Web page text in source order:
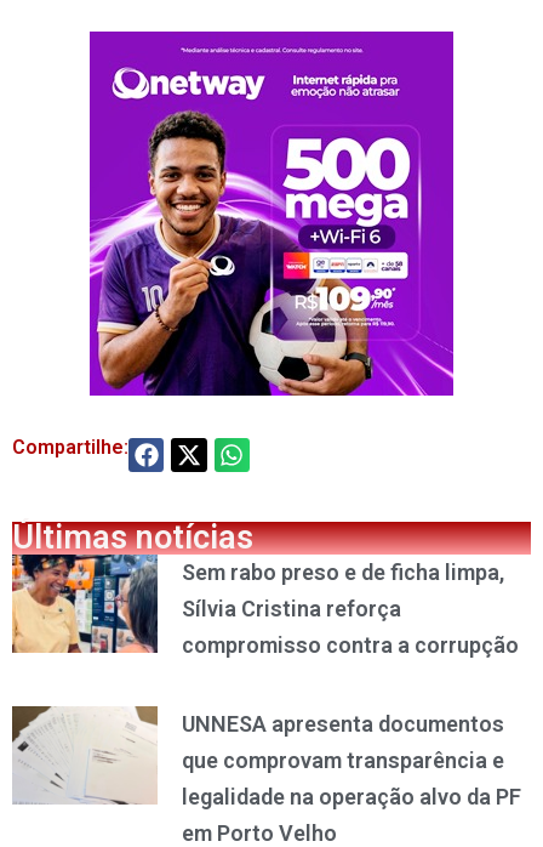
Compartilhe:
Últimas notícias
Sem rabo preso e de ficha limpa,
Sílvia Cristina reforça
compromisso contra a corrupção
UNNESA apresenta documentos
que comprovam transparência e
legalidade na operação alvo da PF
em Porto Velho